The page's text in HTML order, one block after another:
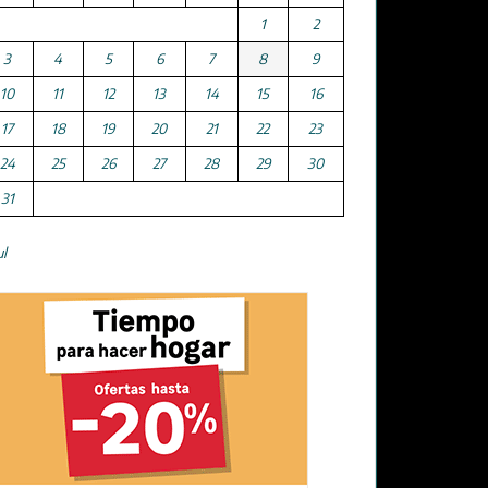
1
2
3
4 5 6 7 8
9
10
11 12 13 14 15
16
17
18 19 20 21 22
23
24
25 26 27 28 29
30
31